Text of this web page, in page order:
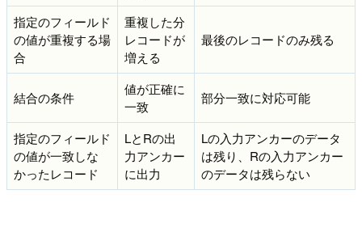
指定のフィールド
の値が重複する場
合
重複した分
レコードが
増える
最後のレコードのみ残る
結合の条件
値が正確に
一致
部分一致に対応可能
指定のフィールド
の値が一致しな
かったレコード
LとRの出
力アンカー
に出力
Lの入力アンカーのデータ
は残り、Rの入力アンカー
のデータは残らない